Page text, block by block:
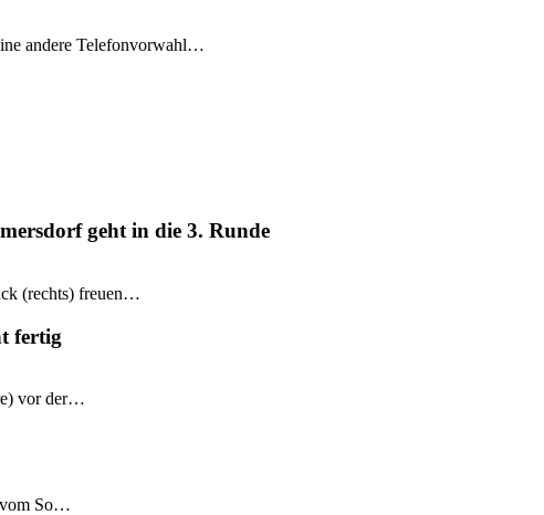
andere Telefonvorwahl…
geht in die 3. Runde
(rechts) freuen…
fertig
vor der…
vom So…